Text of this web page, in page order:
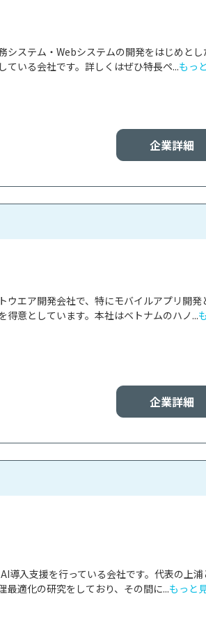
システム・Webシステムの開発をはじめとし
いる会社です。詳しくはぜひ特長ペ...もっ
企業詳細
エア開発会社で、特にモバイルアプリ開発
意としています。本社はベトナムのハノ...
企業詳細
導入支援を行っている会社です。代表の上浦
適化の研究をしており、その間に...もっと